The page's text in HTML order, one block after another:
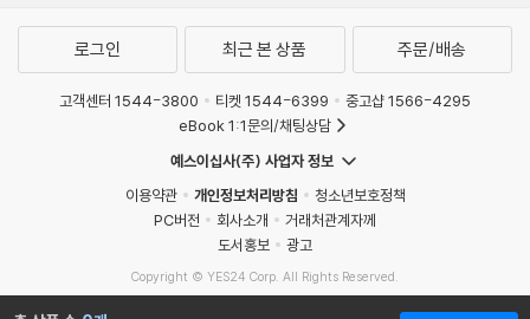
로그인 최근 본 상품 주문/배송
고객센터 1544-3800 티켓 1544-6399
중고샵 1566-4295
eBook 1:1문의/채팅상담
예스이십사(주) 사업자 정보
이용약관
개인정보처리방침
청소년보호정책
PC버전
회사소개
거래처관계자께
도서홍보
광고
Copyright © YES24 Corp. All Rights Reserved.
MATOM3